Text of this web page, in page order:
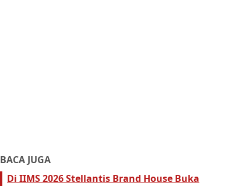
BACA JUGA
Di IIMS 2026 Stellantis Brand House Buka